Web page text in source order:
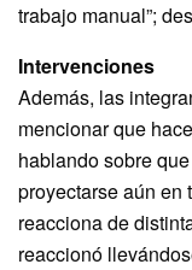
trabajo manual”;
Intervenciones
Además, las
mencionar que
hablando sobre
proyectarse aún en
reacciona de
reaccionó